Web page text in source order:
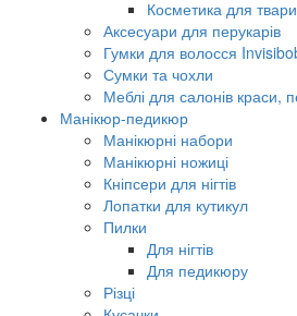
Косметика для
Аксесуари для перукарів
Гумки для волосся
Сумки та чохли
Меблі для салонів краси,
Манікюр-педикюр
Манікюрні набори
Манікюрні ножиці
Кніпсери для нігтів
Лопатки для кутикул
Пилки
Для нігтів
Для педикюру
Різці